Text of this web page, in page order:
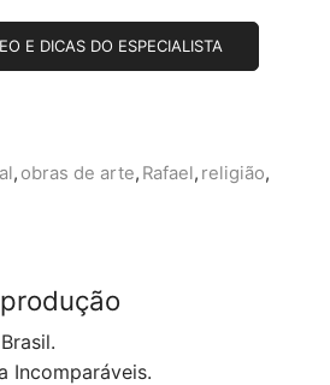
E DICAS DO ESPECIALISTA
, obras de arte, Rafael, religião,
Incomparáveis.